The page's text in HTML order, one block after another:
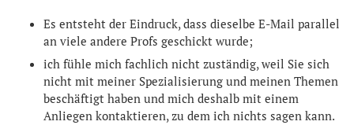
Es entsteht der Eindruck, dass dieselbe E-Mail parallel
an viele andere Profs geschickt wurde;
ich fühle mich fachlich nicht zuständig, weil Sie sich
nicht mit meiner Spezialisierung und meinen Themen
beschäftigt haben und mich deshalb mit einem
Anliegen kontaktieren, zu dem ich nichts sagen kann.